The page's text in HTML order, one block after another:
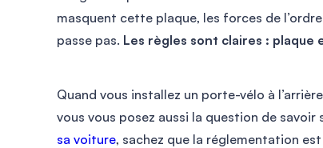
masquent cette plaque, les forces de
passe pas. Les règles sont claires :
Quand vous installez un porte-vélo à
vous vous posez aussi la question de savoir
sa voiture, sachez que la réglementation